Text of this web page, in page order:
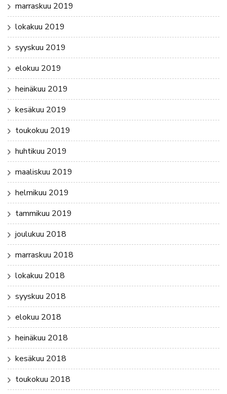
marraskuu 2019
lokakuu 2019
syyskuu 2019
elokuu 2019
heinäkuu 2019
kesäkuu 2019
toukokuu 2019
huhtikuu 2019
maaliskuu 2019
helmikuu 2019
tammikuu 2019
joulukuu 2018
marraskuu 2018
lokakuu 2018
syyskuu 2018
elokuu 2018
heinäkuu 2018
kesäkuu 2018
toukokuu 2018